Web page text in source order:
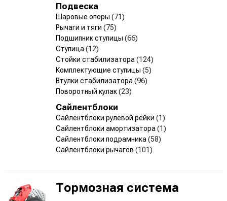
Подвеска
Шаровые опоры (71)
Рычаги и тяги (75)
Подшипник ступицы (66)
Ступица (12)
Стойки стабилизатора (124)
Комплектующие ступицы (5)
Втулки стабилизатора (96)
Поворотный кулак(23)
Сайлентблоки
Сайлентблоки рулевой рейки (1)
Сайлентблоки амортизатора (1)
Сайлентблоки подрамника (58)
Сайлентблоки рычагов (101)
Тормозная система